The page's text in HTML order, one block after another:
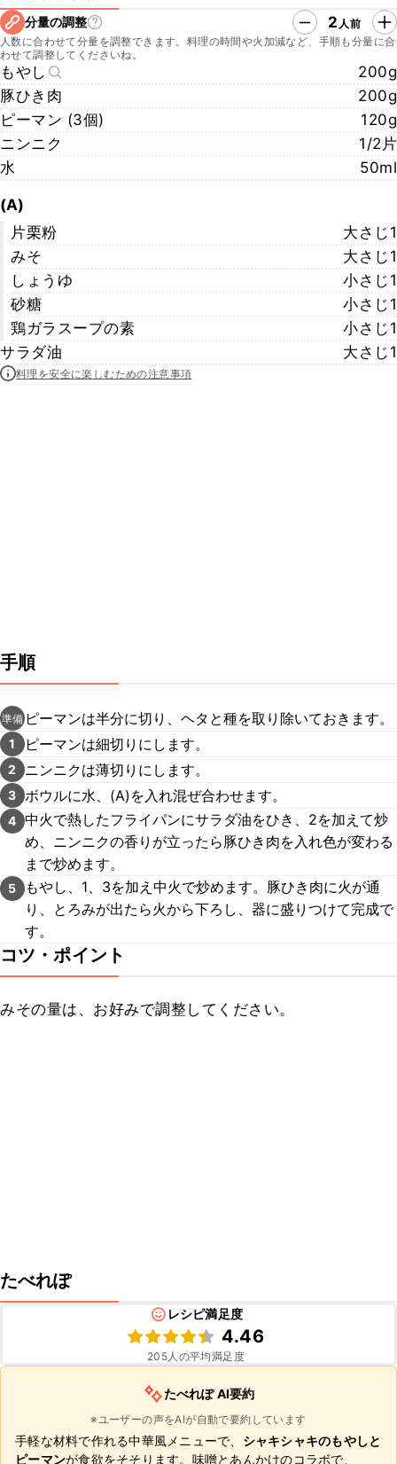
分量の調整 2 人前
人数に合わせて分量を調整できます。料理の時間や火加減など、手順も分量に合
わせて調整してくださいね。
もやし
200g
豚ひき肉
200g
ピーマン (3個)
120g
ニンニク
1/2片
水
50ml
(A)
片栗粉
大さじ1
みそ
大さじ1
しょうゆ
小さじ1
砂糖
小さじ1
鶏ガラスープの素
小さじ1
サラダ油
大さじ1
料理を安全に楽しむための注意事項
手順
準備 ピーマンは半分に切り、ヘタと種を取り除いておきます。
1 ピーマンは細切りにします。
2 ニンニクは薄切りにします。
3 ボウルに水、(A)を入れ混ぜ合わせます。
4 中火で熱したフライパンにサラダ油をひき、2を加えて炒
め、ニンニクの香りが立ったら豚ひき肉を入れ色が変わる
まで炒めます。
5
もやし、1、3を加え中火で炒めます。豚ひき肉に火が通
り、とろみが出たら火から下ろし、器に盛りつけて完成で
す。
コツ・ポイント
みその量は、お好みで調整してください。
たべれぽ
レシピ満足度
4.46
205人の平均満足度
たべれぽ AI要約
※ユーザーの声をAIが自動で要約しています
手軽な材料で作れる中華風メニューで、 シャキシャキのもやしと
ピーマンが食欲をそそります。味噌とあんかけのコラボで、